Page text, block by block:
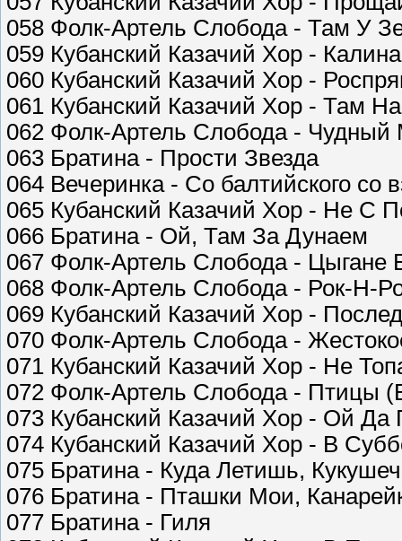
058 Фолк-Артель Слобода - Там У
059 Кубанский Казачий Хор -
060 Кубанский Казачий Хор -
061 Кубанский Казачий Хор - Там
062 Фолк-Артель Слобода - Чудный
063 Братина - Прости Звезда
064 Вечеринка - Со балтийского со
065 Кубанский Казачий Хор - Не С
066 Братина - Ой, Там За Дунаем
067 Фолк-Артель Слобода - Цыгане
068 Фолк-Артель Слобода - Рок-Н-
069 Кубанский Казачий Хор -
070 Фолк-Артель Слобода -
071 Кубанский Казачий Хор - Не
072 Фолк-Артель Слобода - Птицы
073 Кубанский Казачий Хор - Ой
074 Кубанский Казачий Хор - В
075 Братина - Куда Летишь,
076 Братина - Пташки Мои,
077 Братина - Гиля